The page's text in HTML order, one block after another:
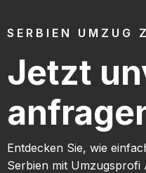
SERBIEN UMZUG
Jetzt
Entdecken Sie, wie
Serbien mit Umzugsprofi